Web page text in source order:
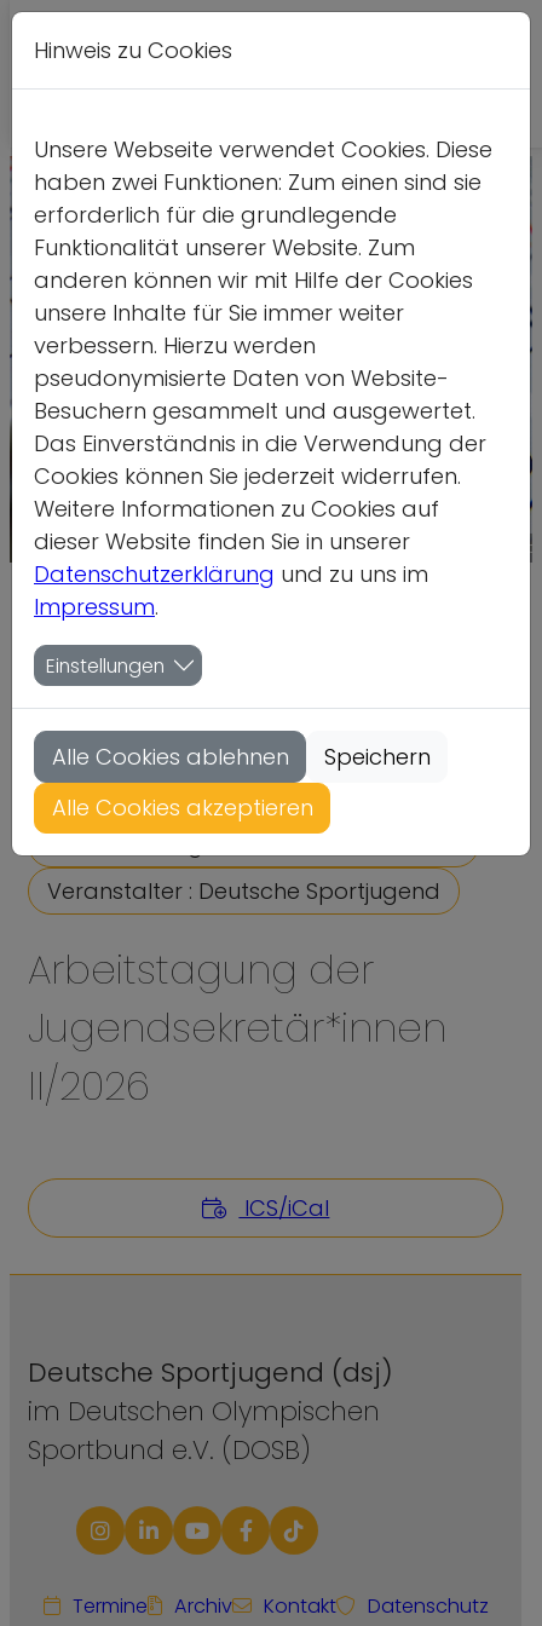
Leichte
Quelle: stock.adobe.com/Stanislav
Home
09.09.2026 - 10.09.2026
Veranstaltungsort : Frankfurt am Main
Veranstalter : Deutsche Sportjugend
Arbeitstagung der
Jugendsekretär*innen
II/2026
ICS/iCal
Deutsche Sportjugend (dsj)
im Deutschen Olympischen
Sportbund e.V. (DOSB)
Termine Archiv Kontakt
Datenschutz
Hinweis zu Cookies
Unsere Webseite verwendet Cookies. Diese
haben zwei Funktionen: Zum einen sind sie
erforderlich für die grundlegende
Funktionalität unserer Website. Zum
anderen können wir mit Hilfe der Cookies
unsere Inhalte für Sie immer weiter
verbessern. Hierzu werden
pseudonymisierte Daten von Website-
Besuchern gesammelt und ausgewertet.
Das Einverständnis in die Verwendung der
Cookies können Sie jederzeit widerrufen.
Weitere Informationen zu Cookies auf
dieser Website finden Sie in unserer
Datenschutzerklärung und zu uns im
Impressum.
Einstellungen
Alle Cookies ablehnen
Speichern
Alle Cookies akzeptieren